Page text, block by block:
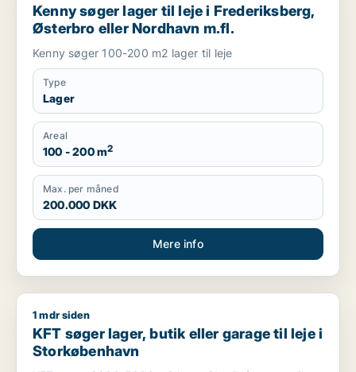
Kenny søger lager til leje i Frederiksberg,
Østerbro eller Nordhavn m.fl.
Kenny søger 100-200 m2 lager til leje
Type
Lager
Areal
100 - 200 m2
Max. per måned
200.000 DKK
Mere info
KFT søger lager, butik eller garage til leje i Storkøbenhavn
1 mdr siden
KFT søger lager, butik eller garage til leje i
Storkøbenhavn